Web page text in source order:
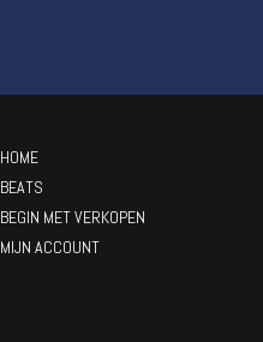
HOME
BEATS
BEGIN MET VERKOPEN
MIJN ACCOUNT